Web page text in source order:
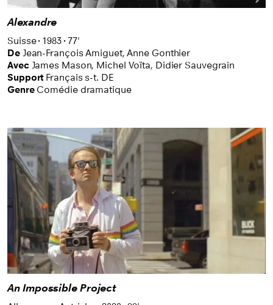
Alexandre
Suisse 1983 77'
De Jean-François Amiguet,Anne Gonthier
Avec James Mason, Michel Voïta, Didier Sauvegrain
Support Français s-t. DE
Genre Comédie dramatique
An Impossible Project